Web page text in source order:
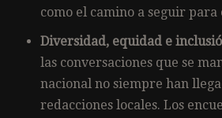
como el camino a seguir para
Diversidad, equidad e
las conversaciones que se
nacional no siempre han
redacciones locales. Los